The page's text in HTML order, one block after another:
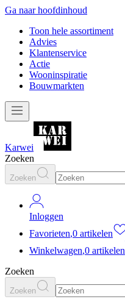
Ga naar hoofdinhoud
Toon hele assortiment
Advies
Klantenservice
Actie
Wooninspiratie
Bouwmarkten
Karwei
Zoeken
Zoeken
Inloggen
Favorieten,0 artikelen
Winkelwagen,0 artikelen
Zoeken
Zoeken